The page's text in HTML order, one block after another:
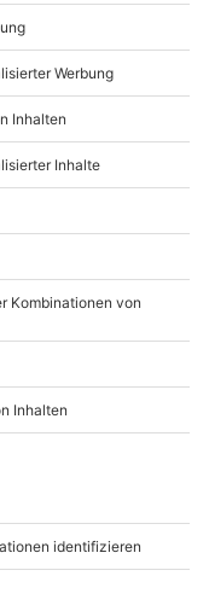
A320
279,90 €